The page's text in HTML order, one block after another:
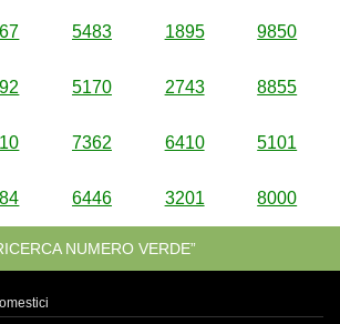
5483 1895 9850
5170 2743 8855
7362 6410 5101
6446 3201 8000
NUMERO VERDE”